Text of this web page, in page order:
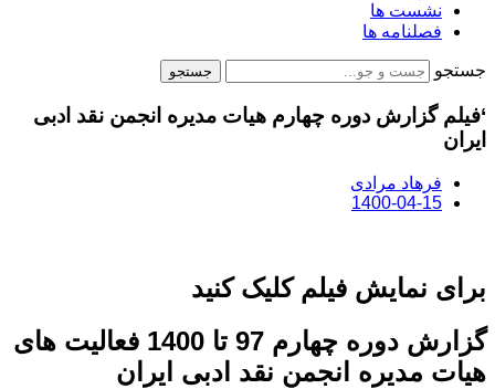
نشست ها
فصلنامه ها
جستجو جستجو
‘فیلم گزارش دوره چهارم هیات مدیره انجمن نقد ادبی
ایران
فرهاد مرادی
1400-04-15
برای نمایش فیلم کلیک کنید
گزارش دوره چهارم 97 تا 1400 فعالیت های
هیات مدیره انجمن نقد ادبی ایران